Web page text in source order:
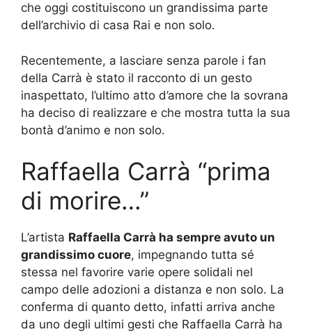
che oggi costituiscono un grandissima parte
dell’archivio di casa Rai e non solo.
Recentemente, a lasciare senza parole i fan
della Carrà è stato il racconto di un gesto
inaspettato, l’ultimo atto d’amore che la sovrana
ha deciso di realizzare e che mostra tutta la sua
bontà d’animo e non solo.
Raffaella Carrà “prima
di morire…”
L’artista Raffaella Carrà ha sempre avuto un
grandissimo cuore, impegnando tutta sé
stessa nel favorire varie opere solidali nel
campo delle adozioni a distanza e non solo. La
conferma di quanto detto, infatti arriva anche
da uno degli ultimi gesti che Raffaella Carrà ha